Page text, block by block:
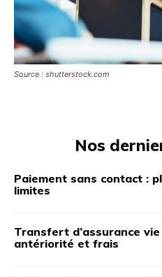
Source : shutterstock.com
Nos
Paiement sans contact :
limites
Transfert d’assurance
antériorité et frais